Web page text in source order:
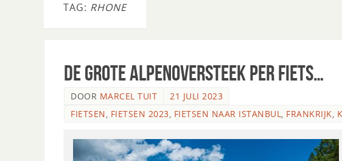
TAG: RHONE
De grote Alpenoversteek per fiets…
DOOR MARCEL TUIT
21 JULI 2023
FIETSEN, FIETSEN 2023, FIETSEN NAAR ISTANBUL, FRANKRIJK,